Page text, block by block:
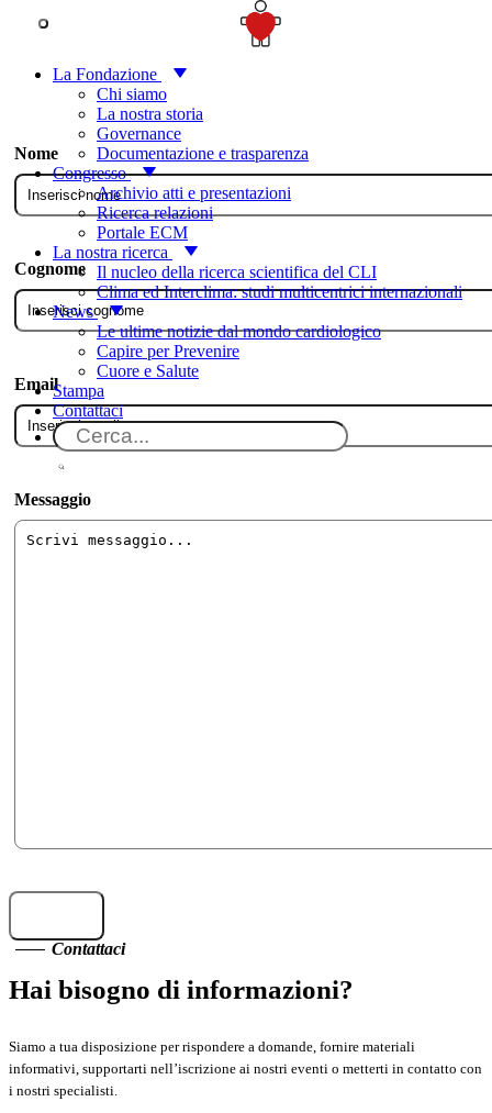
La Fondazione
Chi siamo
La nostra storia
Governance
Documentazione e trasparenza
Congresso
Archivio atti e presentazioni
Ricerca relazioni
Portale ECM
La nostra ricerca
Il nucleo della ricerca scientifica del CLI
Clima ed Interclima: studi multicentrici internazionali
News
Le ultime notizie dal mondo cardiologico
Capire per Prevenire
Cuore e Salute
Stampa
Contattaci
Contatti
Nome
Cognome
Email
Messaggio
Contattaci
Hai bisogno di informazioni?
Siamo a tua disposizione per rispondere a domande, fornire materiali
informativi, supportarti nell’iscrizione ai nostri eventi o metterti in contatto con
i nostri specialisti.